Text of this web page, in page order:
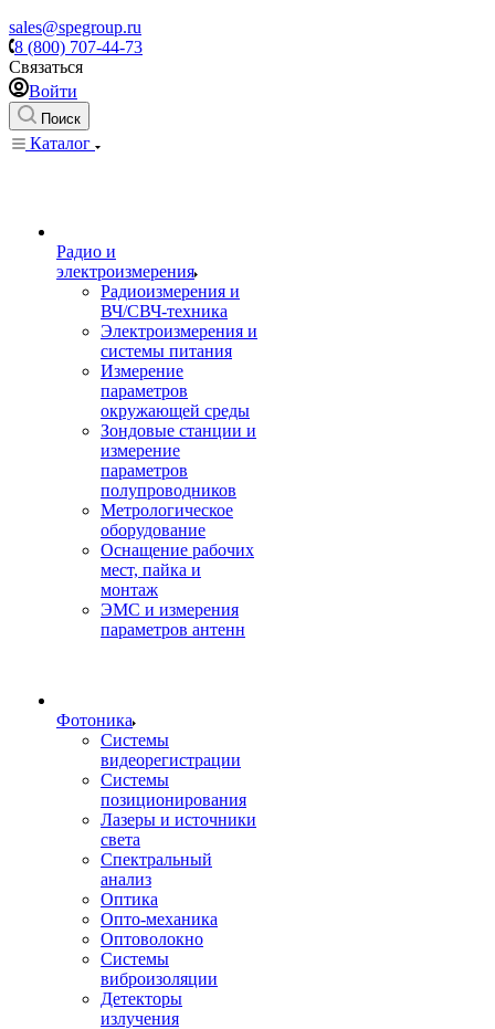
sales@spegroup.ru
8 (800) 707-44-73
Связаться
Войти
Поиск
Каталог
Радио и
электроизмерения
Радиоизмерения и
ВЧ/СВЧ-техника
Электроизмерения и
системы питания
Измерение
параметров
окружающей среды
Зондовые станции и
измерение
параметров
полупроводников
Метрологическое
оборудование
Оснащение рабочих
мест, пайка и
монтаж
ЭМС и измерения
параметров антенн
Фотоника
Cистемы
видеорегистрации
Системы
позиционирования
Лазеры и источники
света
Спектральный
анализ
Оптика
Опто-механика
Оптоволокно
Системы
виброизоляции
Детекторы
излучения